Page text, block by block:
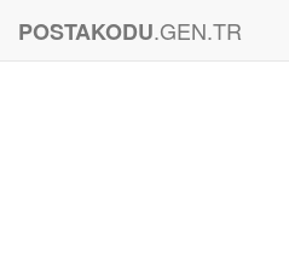
POSTAKODU.GEN.TR